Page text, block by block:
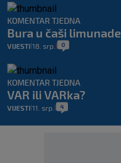
KOMENTAR TJEDNA
Bura u čaši limunade
VIJESTI 18. srp. 0
KOMENTAR TJEDNA
VAR ili VARka?
VIJESTI 11. srp. 4